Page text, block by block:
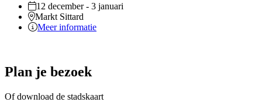
12 december - 3 januari
Markt Sittard
Meer informatie
Plan je bezoek
Of download de stadskaart